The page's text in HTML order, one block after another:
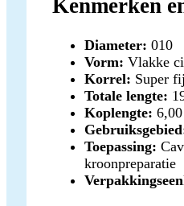
Kenmerken
Diameter: 010
Vorm: Vlakke
Korrel: Super
Totale lengte:
Koplengte:
Toepassing:
kroonpreparatie